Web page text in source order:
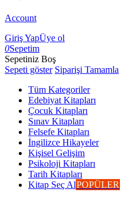
Account
Giriş YapÜye ol
0Sepetim
Sepetiniz Boş
Sepeti göster Siparişi Tamamla
Tüm Kategoriler
Edebiyat Kitapları
Çocuk Kitapları
Sınav Kitapları
Felsefe Kitapları
İngilizce Hikayeler
Kişisel Gelişim
Psikoloji Kitapları
Tarih Kitapları
Kitap Seç AlPOPÜLER